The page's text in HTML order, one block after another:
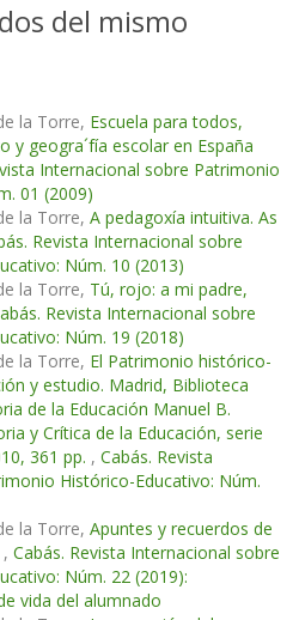
del mismo
la Torre, Escuela para todos,
y geogra´fía escolar en España
Internacional sobre Patrimonio
01 (2009)
la Torre, A pedagoxía intuitiva. As
Revista Internacional sobre
Núm. 10 (2013)
la Torre, Tú, rojo: a mi padre,
Revista Internacional sobre
Núm. 19 (2018)
la Torre, El Patrimonio histórico-
y estudio. Madrid, Biblioteca
de la Educación Manuel B.
y Crítica de la Educación, serie
361 pp. , Cabás. Revista
Histórico-Educativo: Núm.
la Torre, Apuntes y recuerdos de
, Cabás. Revista Internacional sobre
Núm. 22 (2019):
vida del alumnado